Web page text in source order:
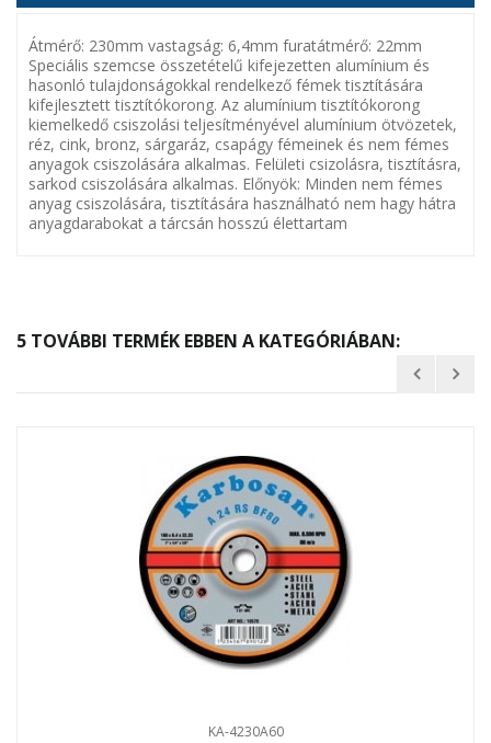
Átmérő: 230mm vastagság: 6,4mm furatátmérő: 22mm
Speciális szemcse összetételű kifejezetten alumínium és
hasonló tulajdonságokkal rendelkező fémek tisztítására
kifejlesztett tisztítókorong. Az alumínium tisztítókorong
kiemelkedő csiszolási teljesítményével alumínium ötvözetek,
réz, cink, bronz, sárgaráz, csapágy fémeinek és nem fémes
anyagok csiszolására alkalmas. Felületi csizolásra, tisztításra,
sarkod csiszolására alkalmas. Előnyök: Minden nem fémes
anyag csiszolására, tisztítására használható nem hagy hátra
anyagdarabokat a tárcsán hosszú élettartam
5 TOVÁBBI TERMÉK EBBEN A KATEGÓRIÁBAN:
KA-4230A60